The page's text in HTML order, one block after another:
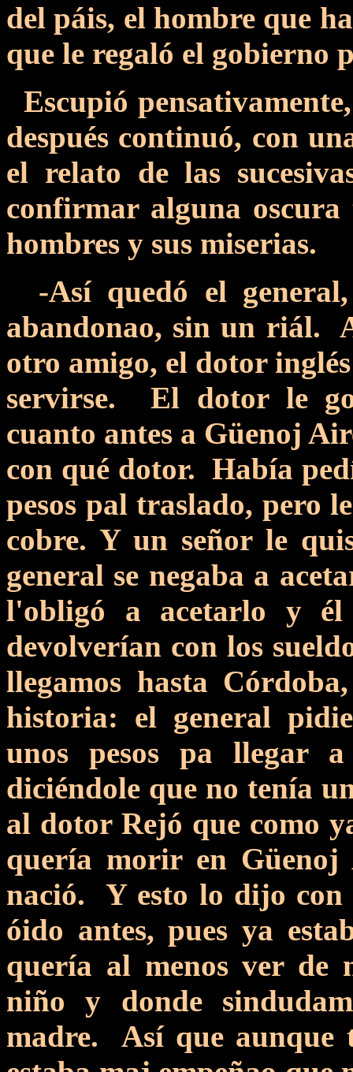
del páis, el hombre que
que le regaló el gobierno
Escupió
después continuó, con
el relato de las
confirmar alguna
hombres y sus miserias.
-Así quedó el
abandonao, sin un riál.
otro amigo, el dotor
servirse. El dotor le
cuanto antes a Güenoj
con qué dotor. Había
pesos pal traslado, pero
cobre. Y un señor le
general se negaba a
l'obligó a acetarlo y
devolverían con los
llegamos hasta
historia: el general
unos pesos pa llegar
diciéndole que no tenía
al dotor Rejó que como
quería morir en Güenoj
nació. Y esto lo dijo con
óido antes, pues ya
quería al menos ver de
niño y donde
madre. Así que aunque